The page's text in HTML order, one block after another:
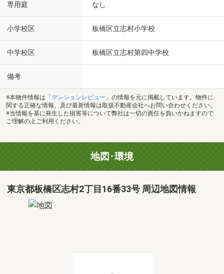
専用庭 なし
小学校区 板橋区立志村小学校
中学校区 板橋区立志村第四中学校
備考
※本物件情報は「 マンションレビュー 」の情報を元に掲載しています。物件に
関する正確な情報、及び最新情報は取扱不動産会社へお問い合わせください。
※当情報を基に発生した損害等について弊社は一切の責任を負いかねますので
ご理解の上ご利用ください。
地図･環境
東京都板橋区志村2丁目16番33号 周辺地図情報